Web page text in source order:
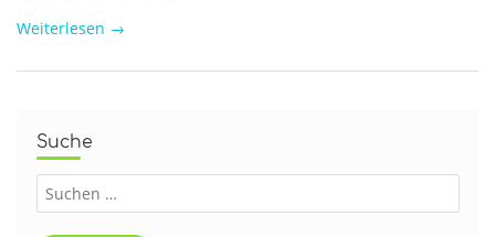
Weiterlesen →
Suche